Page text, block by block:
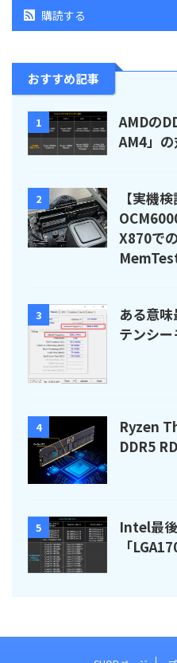
購読する
おすすめ記事
1
AMDの
AM4」
2
【実機
X870で
3
ある意
テンシー
4
Ryzen
DDR5
5
Intel最
「